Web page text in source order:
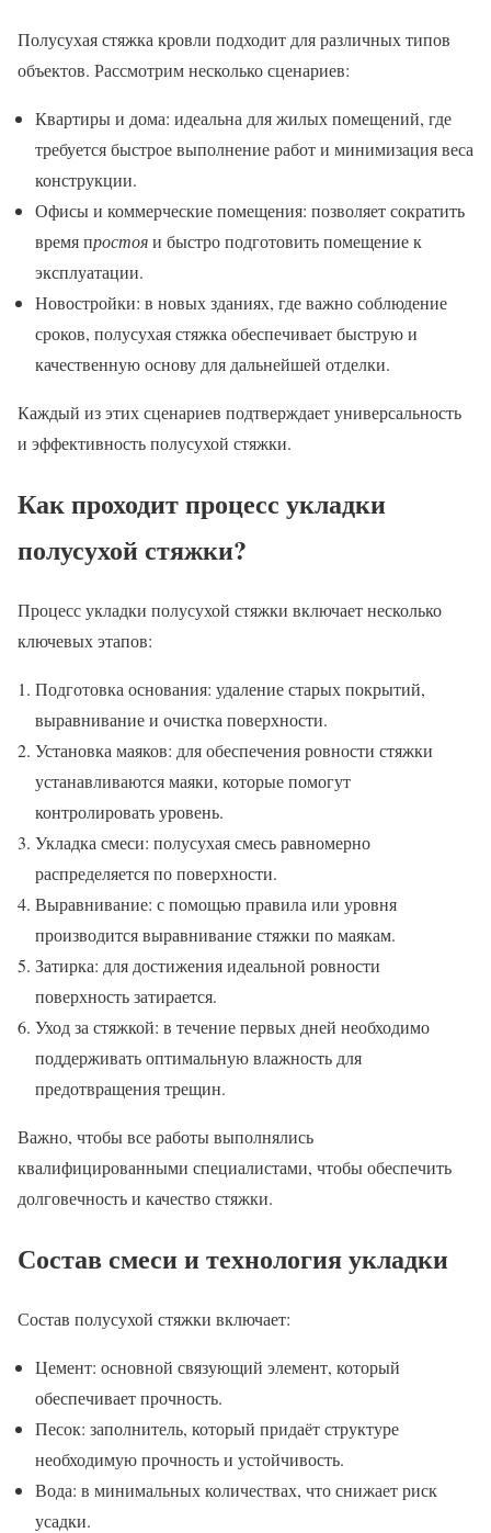
Полусухая стяжка кровли подходит для различных типов
объектов. Рассмотрим несколько сценариев:
Квартиры и дома: идеальна для жилых помещений, где
требуется быстрое выполнение работ и минимизация веса
конструкции.
Офисы и коммерческие помещения: позволяет сократить
время простояи быстро подготовить помещение к
эксплуатации.
Новостройки: в новых зданиях, где важно соблюдение
сроков, полусухая стяжка обеспечивает быструю и
качественную основу для дальнейшей отделки.
Каждый из этих сценариев подтверждает универсальность
и эффективность полусухой стяжки.
Как проходит процесс укладки
полусухой стяжки?
Процесс укладки полусухой стяжки включает несколько
ключевых этапов:
Подготовка основания: удаление старых покрытий,
выравнивание и очистка поверхности.
Установка маяков: для обеспечения ровности стяжки
устанавливаются маяки, которые помогут
контролировать уровень.
Укладка смеси: полусухая смесь равномерно
распределяется по поверхности.
Выравнивание: с помощью правила или уровня
производится выравнивание стяжки по маякам.
Затирка: для достижения идеальной ровности
поверхность затирается.
Уход за стяжкой: в течение первых дней необходимо
поддерживать оптимальную влажность для
предотвращения трещин.
Важно, чтобы все работы выполнялись
квалифицированными специалистами, чтобы обеспечить
долговечность и качество стяжки.
Состав смеси и технология укладки
Состав полусухой стяжки включает:
Цемент: основной связующий элемент, который
обеспечивает прочность.
Песок: заполнитель, который придаёт структуре
необходимую прочность и устойчивость.
Вода: в минимальных количествах, что снижает риск
усадки.